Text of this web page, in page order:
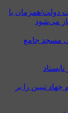
دولت/همزمان با
می‌شود
مسجد جامع
تبیین را بر